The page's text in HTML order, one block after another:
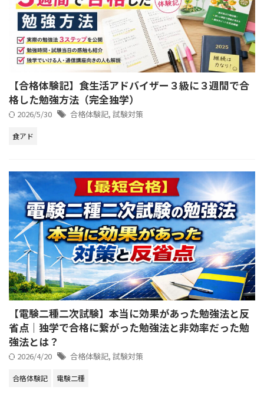
【合格体験記】食生活アドバイザー３級に３週間で合
格した勉強方法（完全独学）
2026/5/30 合格体験記, 試験対策
食アド
【電験二種二次試験】本当に効果があった勉強法と反
省点｜独学で合格に繋がった勉強法と非効率だった勉
強法とは？
2026/4/20 合格体験記, 試験対策
合格体験記 電験二種